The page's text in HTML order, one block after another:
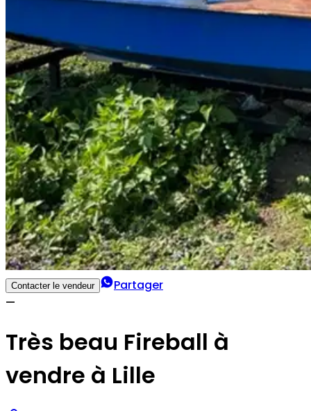
Contacter le vendeur
Partager
—
Très beau Fireball à
vendre à Lille